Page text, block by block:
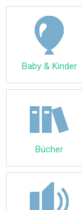
Baby & Kinder
Bücher